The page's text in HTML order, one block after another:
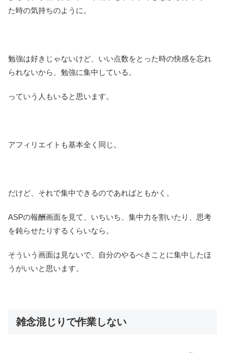
た時の気持ちのように。
勉強は好きじゃないけど、いい点数をとった時の快感を忘れ
られないから、勉強に集中している。
っていう人もいると思います。
アフィリエイトも基本全く同じ。
だけど、それで集中できるのであればともかく。
ASPの報酬画面を見て、いちいち、集中力を割いたり、思考
を鈍らせたりするくらいなら。
そういう画面は見ないで、自分のやるべきことに集中したほ
うがいいと思います。
雑念混じりで作業しない